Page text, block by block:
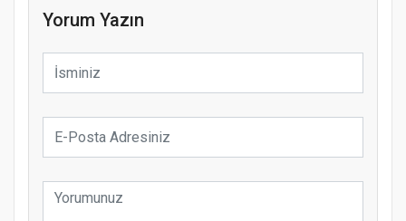
Yorum Yazın